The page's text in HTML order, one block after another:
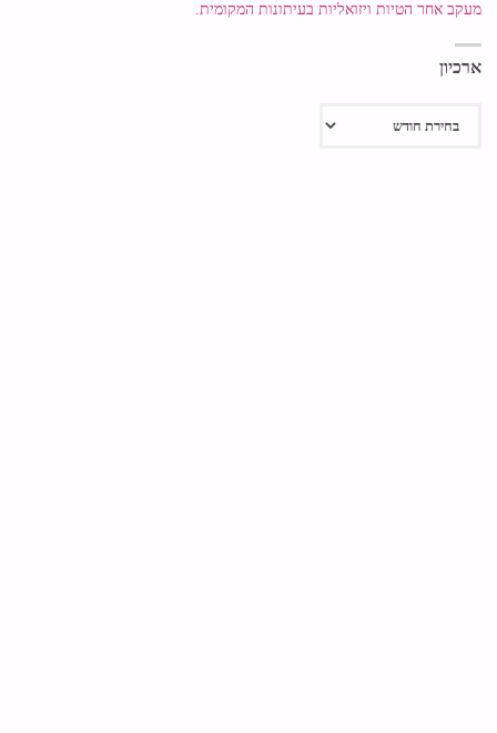
מעקב אחר הטיות ויזואליות בעיתונות המקומית.
ארכיון